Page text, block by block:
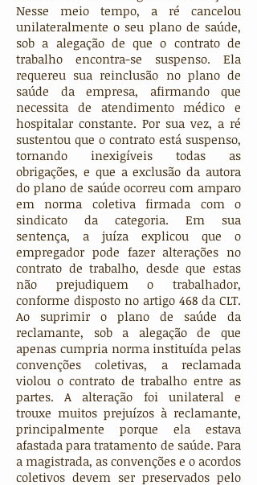
Nesse meio tempo, a ré cancelou
unilateralmente o seu plano de saúde,
sob a alegação de que o contrato de
trabalho encontra-se suspenso. Ela
requereu sua reinclusão no plano de
saúde da empresa, afirmando que
necessita de atendimento médico e
hospitalar constante. Por sua vez, a ré
sustentou que o contrato está suspenso,
tornando inexigíveis todas as
obrigações, e que a exclusão da autora
do plano de saúde ocorreu com amparo
em norma coletiva firmada com o
sindicato da categoria. Em sua
sentença, a juíza explicou que o
empregador pode fazer alterações no
contrato de trabalho, desde que estas
não prejudiquem o trabalhador,
conforme disposto no artigo 468 da CLT.
Ao suprimir o plano de saúde da
reclamante, sob a alegação de que
apenas cumpria norma instituída pelas
convenções coletivas, a reclamada
violou o contrato de trabalho entre as
partes. A alteração foi unilateral e
trouxe muitos prejuízos à reclamante,
principalmente porque ela estava
afastada para tratamento de saúde. Para
a magistrada, as convenções e o acordos
coletivos devem ser preservados pelo